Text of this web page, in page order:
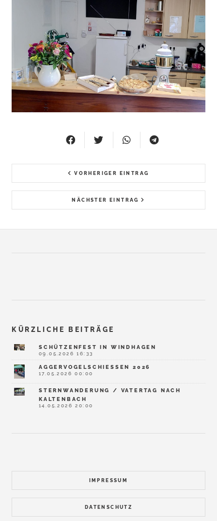
VORHERIGER EINTRAG
NÄCHSTER EINTRAG
KÜRZLICHE BEITRÄGE
SCHÜTZENFEST IN WINDHAGEN
09.05.2026 16:33
AGGERVOGELSCHIESSEN 2026
17.05.2026 00:00
STERNWANDERUNG / VATERTAG NACH
KALTENBACH
14.05.2026 20:00
IMPRESSUM
DATENSCHUTZ